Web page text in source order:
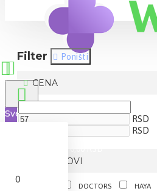
Sve
0
Filter Poništi
CENA
RSD
RSD
BRENDOVI
DOCTORS
HAYA